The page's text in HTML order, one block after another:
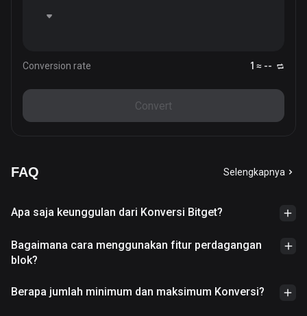
Conversion rate 1 ≈ --
Convert
FAQ Selengkapnya
Apa saja keunggulan dari Konversi Bitget?
Bagaimana cara menggunakan fitur perdagangan
blok?
Berapa jumlah minimum dan maksimum Konversi?